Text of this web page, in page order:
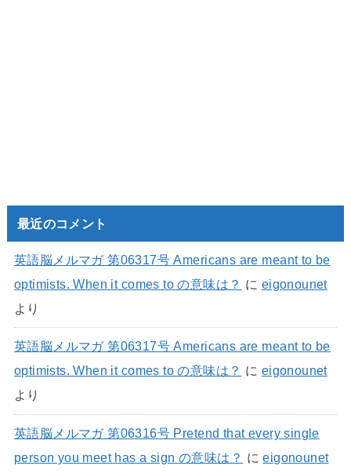
最近のコメント
英語脳メルマガ 第06317号 Americans are meant to be
optimists. When it comes to の意味は？ に eigonounet
より
英語脳メルマガ 第06317号 Americans are meant to be
optimists. When it comes to の意味は？ に eigonounet
より
英語脳メルマガ 第06316号 Pretend that every single
person you meet has a sign の意味は？ にeigonounet